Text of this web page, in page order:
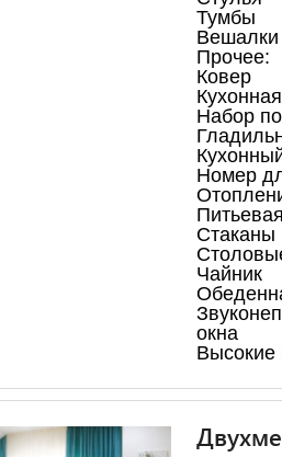
Тумбы
Вешалки
Прочее:
Ковер
Набор
Номер
Стаканы
Чайник
окна
Высокие